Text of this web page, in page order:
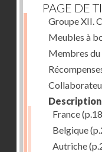
PAGE DE
Groupe XII.
Meubles à
Membres
France
Belgique
Autriche